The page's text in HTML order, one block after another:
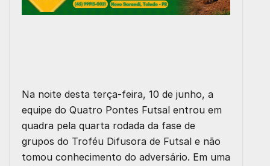
Na noite desta terça-feira, 10 de junho, a
equipe do Quatro Pontes Futsal entrou em
quadra pela quarta rodada da fase de
grupos do Troféu Difusora de Futsal e não
tomou conhecimento do adversário. Em uma